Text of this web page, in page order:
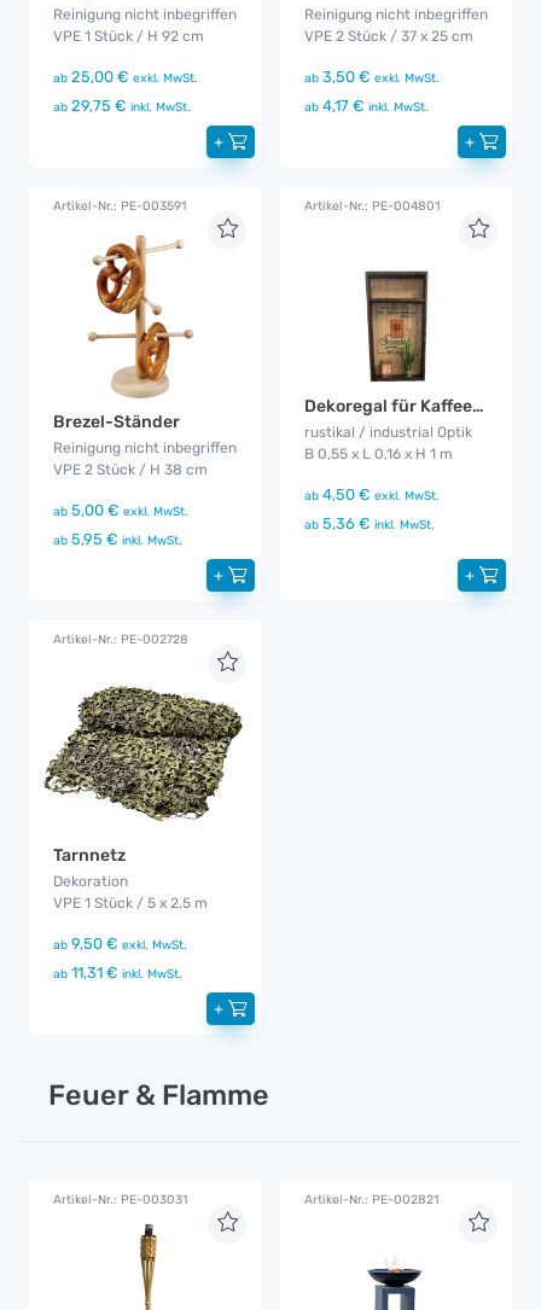
Reinigung nicht inbegriffen
VPE 1 Stück / H 92 cm
ab 25,00 € exkl. MwSt.
ab 29,75 € inkl. MwSt.
+
Reinigung nicht inbegriffen
VPE 2 Stück / 37 x 25 cm
ab 3,50 € exkl. MwSt.
ab 4,17 € inkl. MwSt.
+
Artikel-Nr.: PE-003591
Brezel-Ständer
Reinigung nicht inbegriffen
VPE 2 Stück / H 38 cm
ab 5,00 € exkl. MwSt.
ab 5,95 € inkl. MwSt.
+
Artikel-Nr.: PE-004801
Dekoregal für Kaffeebar
rustikal / industrial Optik
B 0,55 x L 0,16 x H 1 m
ab 4,50 € exkl. MwSt.
ab 5,36 € inkl. MwSt.
+
Artikel-Nr.: PE-002728
Tarnnetz
Dekoration
VPE 1 Stück / 5 x 2,5 m
ab 9,50 € exkl. MwSt.
ab 11,31 € inkl. MwSt.
+
Feuer & Flamme
Artikel-Nr.: PE-003031 Artikel-Nr.: PE-002821